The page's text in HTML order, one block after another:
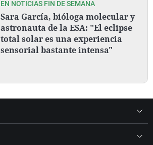
EN NOTICIAS FIN DE SEMANA
Sara García, bióloga molecular y
astronauta de la ESA: "El eclipse
total solar es una experiencia
sensorial bastante intensa"